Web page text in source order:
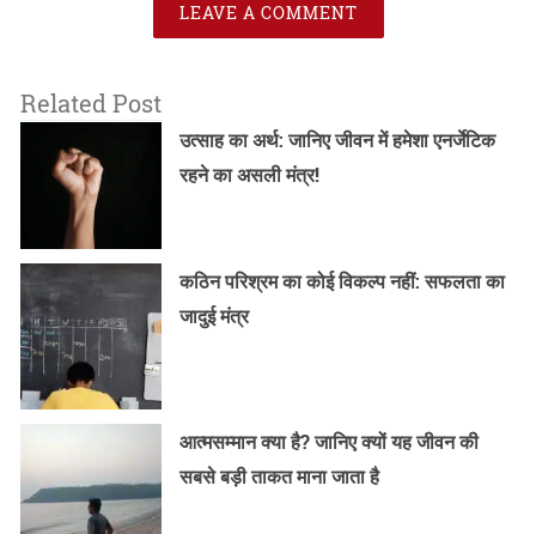
LEAVE A COMMENT
Related Post
उत्साह का अर्थ: जानिए जीवन में हमेशा एनर्जेटिक
रहने का असली मंत्र!
कठिन परिश्रम का कोई विकल्प नहीं: सफलता का
जादुई मंत्र
आत्मसम्मान क्या है? जानिए क्यों यह जीवन की
सबसे बड़ी ताकत माना जाता है